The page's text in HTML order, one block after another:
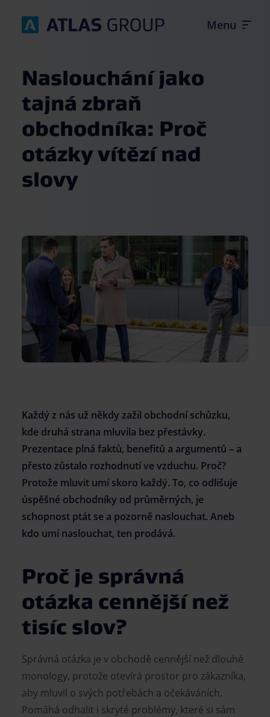
Úvod
Firemní kultura
Volné pozice
kariera@atlasgroup.cz
+420 737 208 446
Naslouchání jako
tajná zbraň
obchodníka: Proč
otázky vítězí nad
slovy
Každý z nás už někdy zažil obchodní schůzku,
kde druhá strana mluvila bez přestávky.
Prezentace plná faktů, benefitů a argumentů – a
přesto zůstalo rozhodnutí ve vzduchu. Proč?
Protože mluvit umí skoro každý. To, co odlišuje
úspěšné obchodníky od průměrných, je
schopnost ptát se a pozorně naslouchat. Aneb
kdo umí naslouchat, ten prodává.
Proč je správná
otázka cennější než
tisíc slov?
Správná otázka je v obchodě cennější než dlouhé
monology, protože otevírá prostor pro zákazníka,
aby mluvil o svých potřebách a očekáváních.
Pomáhá odhalit i skryté problémy, které si sám